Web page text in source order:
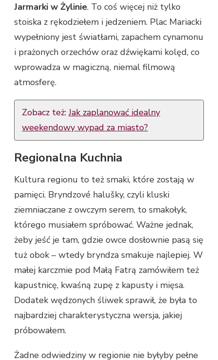
Jarmarki w Żylinie. To coś więcej niż tylko
stoiska z rękodziełem i jedzeniem. Plac Mariacki
wypełniony jest światłami, zapachem cynamonu
i prażonych orzechów oraz dźwiękami kolęd, co
wprowadza w magiczną, niemal filmową
atmosferę.
Zobacz też:Jak zaplanować idealny
weekendowy wypad za miasto?
Regionalna Kuchnia
Kultura regionu to też smaki, które zostają w
pamięci. Bryndzové halušky, czyli kluski
ziemniaczane z owczym serem, to smakołyk,
którego musiałem spróbować. Ważne jednak,
żeby jeść je tam, gdzie owce dosłownie pasą się
tuż obok – wtedy bryndza smakuje najlepiej. W
małej karczmie pod Małą Fatrą zamówiłem też
kapustnicę, kwaśną zupę z kapusty i mięsa.
Dodatek wędzonych śliwek sprawił, że była to
najbardziej charakterystyczna wersja, jakiej
próbowałem.
Żadne odwiedziny w regionie nie byłyby pełne